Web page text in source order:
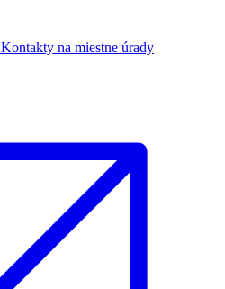
Kontakty na miestne úrady